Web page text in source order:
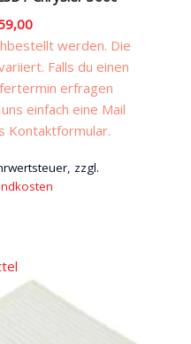
werden. Die
Falls du einen
erfragen
einfach eine Mail
Kontaktformular.
zzgl.